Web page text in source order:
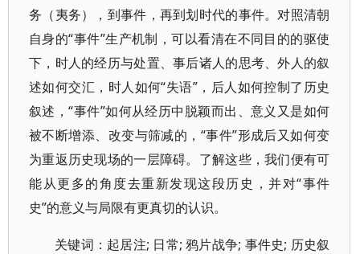
务（夷务），到事件，再到划时代的事件。对照清朝
自身的“事件”生产机制，可以看清在不同目的的驱使
下，时人的经历与处置、事后诸人的思考、外人的叙
述如何交汇，时人如何“失语”，后人如何控制了历史
叙述，“事件”如何从经历中脱颖而出、意义又是如何
被不断增添、改变与筛减的，“事件”形成后又如何变
为重返历史现场的一层障碍。了解这些，我们便有可
能从更多的角度去重新发现这段历史，并对“事件
史”的意义与局限有更真切的认识。
关键词：起居注; 日常; 鸦片战争; 事件史; 历史叙